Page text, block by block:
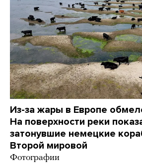
Из-за жары в Европе
На поверхности реки
затонувшие немецкие
Второй мировой
Фотографии